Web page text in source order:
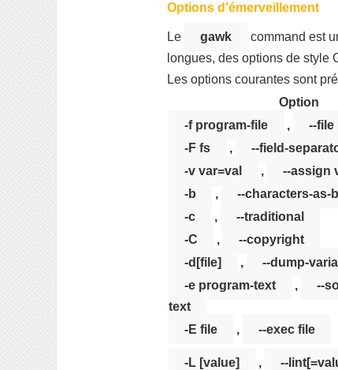
Options d'émerveillement
Le gawk command est
longues, des options de style
Les options courantes sont
Option
-f program-file
, --file
-F fs
, --field-
-v var=val
, --assign
-b
, --characters-as-
-c
, --traditional
-C
, --copyright
-d[file]
, --dump-
-e program-text
,
--
text
-E file , --exec file
-L [value] , --